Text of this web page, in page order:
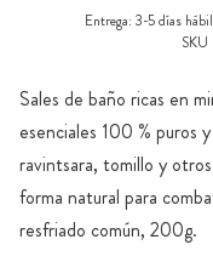
Sales de baño ricas en
esenciales 100 % puros
ravintsara, tomillo y
forma natural para
resfriado común, 200g.
Entrega: 3-5 días
SKU